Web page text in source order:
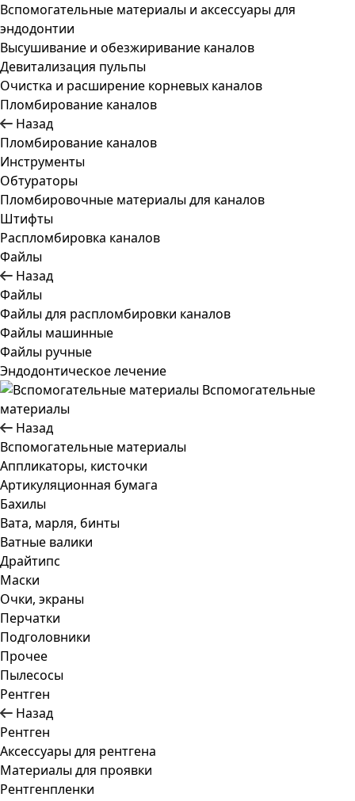
Вспомогательные материалы и аксессуары для
эндодонтии
Высушивание и обезжиривание каналов
Девитализация пульпы
Очистка и расширение корневых каналов
Пломбирование каналов
Назад
Пломбирование каналов
Инструменты
Обтураторы
Пломбировочные материалы для каналов
Штифты
Распломбировка каналов
Файлы
Назад
Файлы
Файлы для распломбировки каналов
Файлы машинные
Файлы ручные
Эндодонтическое лечение
Вспомогательные
материалы
Назад
Вспомогательные материалы
Аппликаторы, кисточки
Артикуляционная бумага
Бахилы
Вата, марля, бинты
Ватные валики
Драйтипс
Маски
Очки, экраны
Перчатки
Подголовники
Прочее
Пылесосы
Рентген
Назад
Рентген
Аксессуары для рентгена
Материалы для проявки
Рентгенпленки